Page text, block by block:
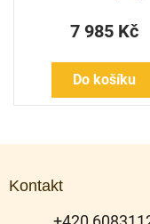
7 985 Kč
Do košíku
Kontakt